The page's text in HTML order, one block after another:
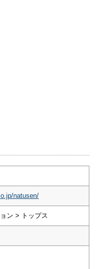
natusen/
ン > トップス